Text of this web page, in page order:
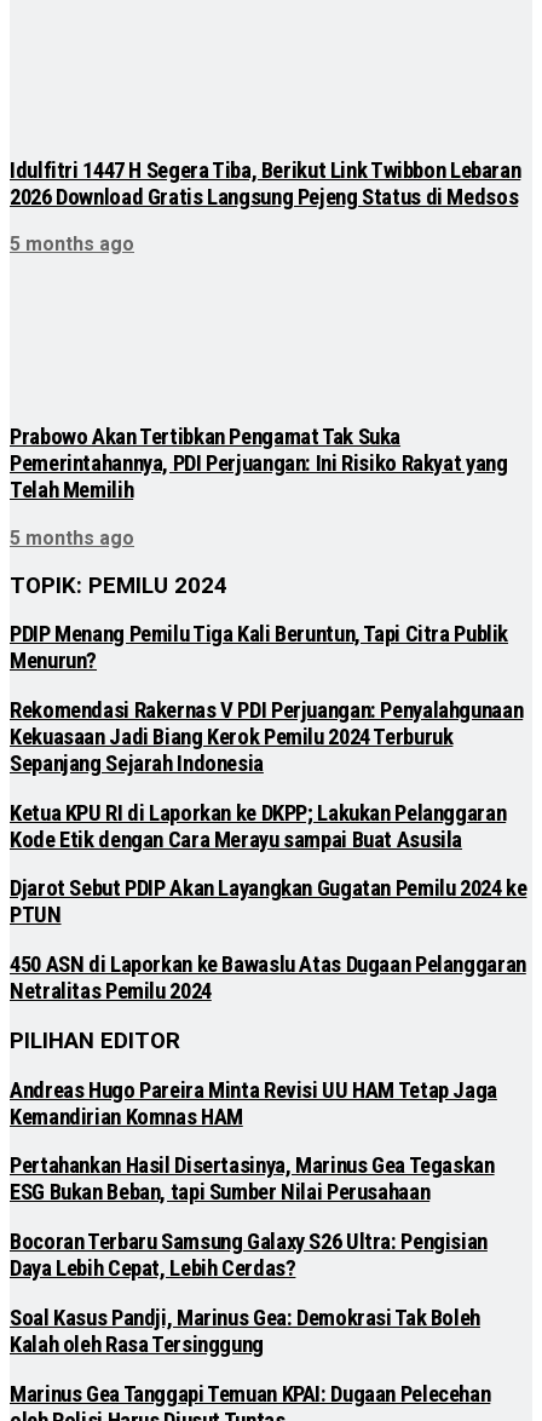
Idulfitri 1447 H Segera Tiba, Berikut Link Twibbon Lebaran
2026 Download Gratis Langsung Pejeng Status di Medsos
5 months ago
Prabowo Akan Tertibkan Pengamat Tak Suka
Pemerintahannya, PDI Perjuangan: Ini Risiko Rakyat yang
Telah Memilih
5 months ago
TOPIK: PEMILU 2024
PDIP Menang Pemilu Tiga Kali Beruntun, Tapi Citra Publik
Menurun?
Rekomendasi Rakernas V PDI Perjuangan: Penyalahgunaan
Kekuasaan Jadi Biang Kerok Pemilu 2024 Terburuk
Sepanjang Sejarah Indonesia
Ketua KPU RI di Laporkan ke DKPP; Lakukan Pelanggaran
Kode Etik dengan Cara Merayu sampai Buat Asusila
Djarot Sebut PDIP Akan Layangkan Gugatan Pemilu 2024 ke
PTUN
450 ASN di Laporkan ke Bawaslu Atas Dugaan Pelanggaran
Netralitas Pemilu 2024
PILIHAN EDITOR
Andreas Hugo Pareira Minta Revisi UU HAM Tetap Jaga
Kemandirian Komnas HAM
Pertahankan Hasil Disertasinya, Marinus Gea Tegaskan
ESG Bukan Beban, tapi Sumber Nilai Perusahaan
Bocoran Terbaru Samsung Galaxy S26 Ultra: Pengisian
Daya Lebih Cepat, Lebih Cerdas?
Soal Kasus Pandji, Marinus Gea: Demokrasi Tak Boleh
Kalah oleh Rasa Tersinggung
Marinus Gea Tanggapi Temuan KPAI: Dugaan Pelecehan